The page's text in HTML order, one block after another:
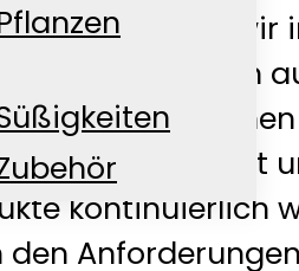
Jahren stehen
Innovationsgeist
kontinuierlich